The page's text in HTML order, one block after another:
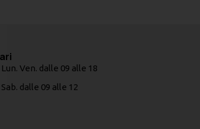
Lun. Ven. dalle 09 alle 18
Sab. dalle 09 alle 12